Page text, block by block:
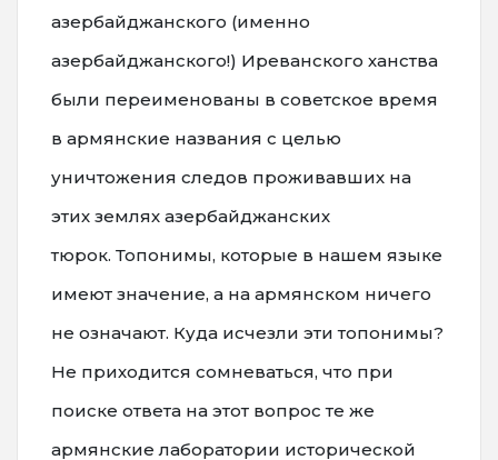
азербайджанского (именно
азербайджанского!) Ирeванского ханства
были переименованы в советское время
в армянские названия с целью
уничтожения следов проживавших на
этих землях азербайджанских
тюрoк. Топонимы, которые в нашем языке
имеют значение, а на армянском ничего
не означают. Куда исчезли эти топонимы?
Не приходится сомневаться, что при
поиске ответа на этот вопрос те же
армянские лаборатории исторической